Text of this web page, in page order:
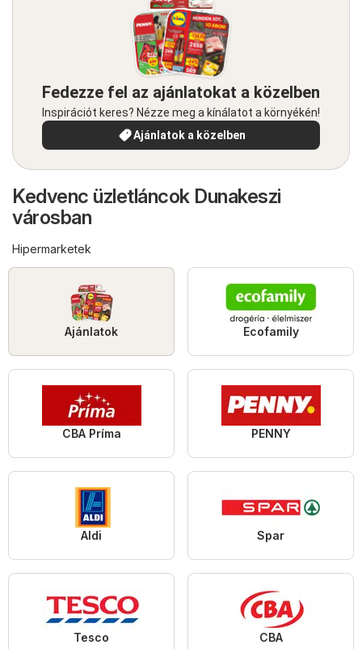
Fedezze fel az ajánlatokat a közelben
Inspirációt keres? Nézze meg a kínálatot a környékén!
Ajánlatok a közelben
Kedvenc üzletláncok Dunakeszi
városban
Hipermarketek
Ajánlatok Ecofamily
CBA Príma PENNY
Aldi Spar
Tesco CBA